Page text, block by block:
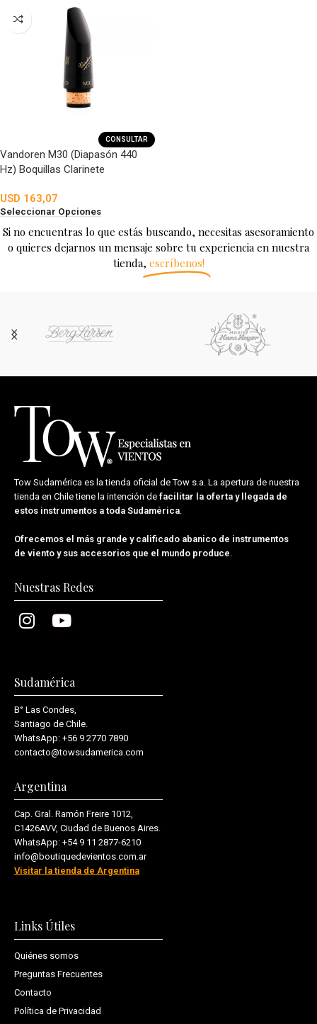
CONSULTAR
Vandoren M30 (Diapasón 440
Hz) Boquillas Clarinete
USD 163,07
Seleccionar Opciones
Si no encuentras lo que estás buscando, necesitas asesoramiento
o quieres dejarnos un mensaje sobre tu experiencia en nuestra
tienda, escríbenos!
Tow Sudamérica es la tienda oficial deTow s.a. La apertura de nuestra
tienda en Chile tiene la intención de facilitar la oferta y llegada de
estos instrumentos a toda Sudamérica.
Ofrecemos el más grande y calificado abanico de instrumentos
de viento y sus accesorios que el mundo produce.
Nuestras Redes
Sudamérica
B° Las Condes,
Santiago de Chile.
WhatsApp: +56 9 2770 7890
contacto@towsudamerica.com
Argentina
Cap. Gral. Ramón Freire 1012,
C1426AVV, Ciudad de Buenos Aires.
WhatsApp: +54 9 11 2877-6210
info@boutiquedevientos.com.ar
Visitar la tienda de Argentina
Links Útiles
Quiénes somos
Preguntas Frecuentes
Contacto
Política de Privacidad